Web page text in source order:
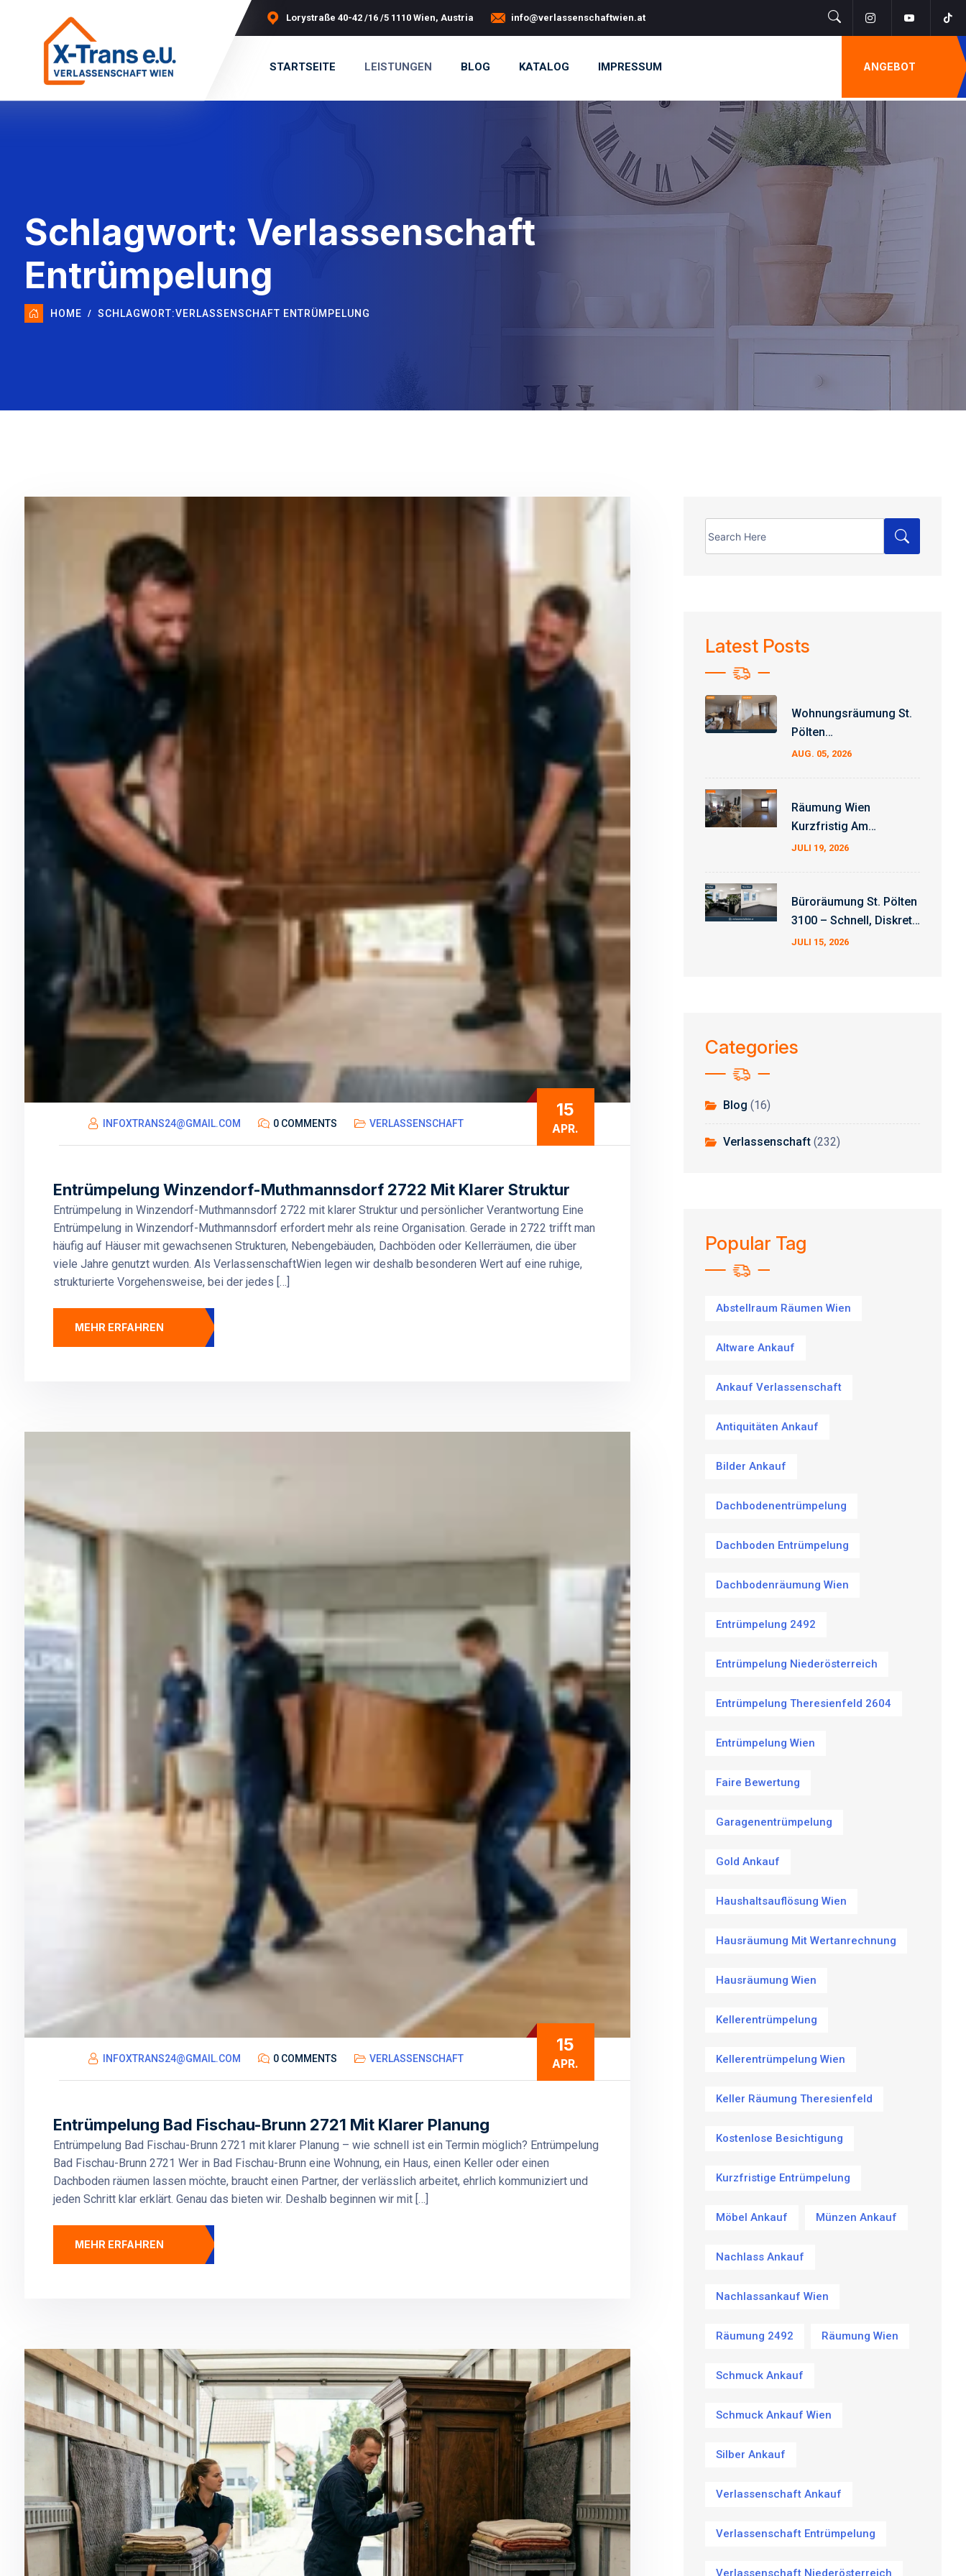
Lorystraße 40-42 /16 /5 1110 Wien, Austria info@verlassenschaftwien.at
STARTSEITE LEISTUNGEN BLOG KATALOG IMPRESSUM ANGEBOT
Schlagwort: Verlassenschaft
Entrümpelung
HOME SCHLAGWORT:VERLASSENSCHAFT ENTRÜMPELUNG
15
APR.
INFOXTRANS24@GMAIL.COM 0 COMMENTS VERLASSENSCHAFT
Entrümpelung Winzendorf-Muthmannsdorf 2722 Mit Klarer Struktur
Entrümpelung in Winzendorf-Muthmannsdorf 2722 mit klarer Struktur und persönlicher Verantwortung Eine
Entrümpelung in Winzendorf-Muthmannsdorf erfordert mehr als reine Organisation. Gerade in 2722 trifft man
häufig auf Häuser mit gewachsenen Strukturen, Nebengebäuden, Dachböden oder Kellerräumen, die über
viele Jahre genutzt wurden. Als VerlassenschaftWien legen wir deshalb besonderen Wert auf eine ruhige,
strukturierte Vorgehensweise, bei der jedes […]
MEHR ERFAHREN
15
APR.
INFOXTRANS24@GMAIL.COM 0 COMMENTS VERLASSENSCHAFT
Entrümpelung Bad Fischau-Brunn 2721 Mit Klarer Planung
Entrümpelung Bad Fischau-Brunn 2721 mit klarer Planung – wie schnell ist ein Termin möglich? Entrümpelung
Bad Fischau-Brunn 2721 Wer in Bad Fischau-Brunn eine Wohnung, ein Haus, einen Keller oder einen
Dachboden räumen lassen möchte, braucht einen Partner, der verlässlich arbeitet, ehrlich kommuniziert und
jeden Schritt klar erklärt. Genau das bieten wir. Deshalb beginnen wir mit […]
MEHR ERFAHREN
Latest Posts
Wohnungsräumung St.
Pölten
Erfahrungsbericht –
AUG. 05, 2026
Räumung Wien
Kurzfristig Am
Wochenende
JULI 19, 2026
Büroräumung St. Pölten
3100 – Schnell, Diskret
Und Zum Fixpreis
JULI 15, 2026
Categories
Blog (16)
Verlassenschaft(232)
Popular Tag
Abstellraum Räumen Wien
Altware Ankauf
Ankauf Verlassenschaft
Antiquitäten Ankauf
Bilder Ankauf
Dachbodenentrümpelung
Dachboden Entrümpelung
Dachbodenräumung Wien
Entrümpelung 2492
Entrümpelung Niederösterreich
Entrümpelung Theresienfeld 2604
Entrümpelung Wien
Faire Bewertung
Garagenentrümpelung
Gold Ankauf
Haushaltsauflösung Wien
Hausräumung Mit Wertanrechnung
Hausräumung Wien
Kellerentrümpelung
Kellerentrümpelung Wien
Keller Räumung Theresienfeld
Kostenlose Besichtigung
Kurzfristige Entrümpelung
Möbel Ankauf Münzen Ankauf
Nachlass Ankauf
Nachlassankauf Wien
Räumung 2492 Räumung Wien
Schmuck Ankauf
Schmuck Ankauf Wien
Silber Ankauf
Verlassenschaft Ankauf
Verlassenschaft Entrümpelung